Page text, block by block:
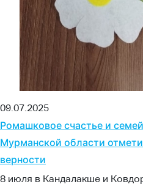
09.07.2025
Ромашковое счастье и
Мурманской области
верности
8 июля в Кандалакше и